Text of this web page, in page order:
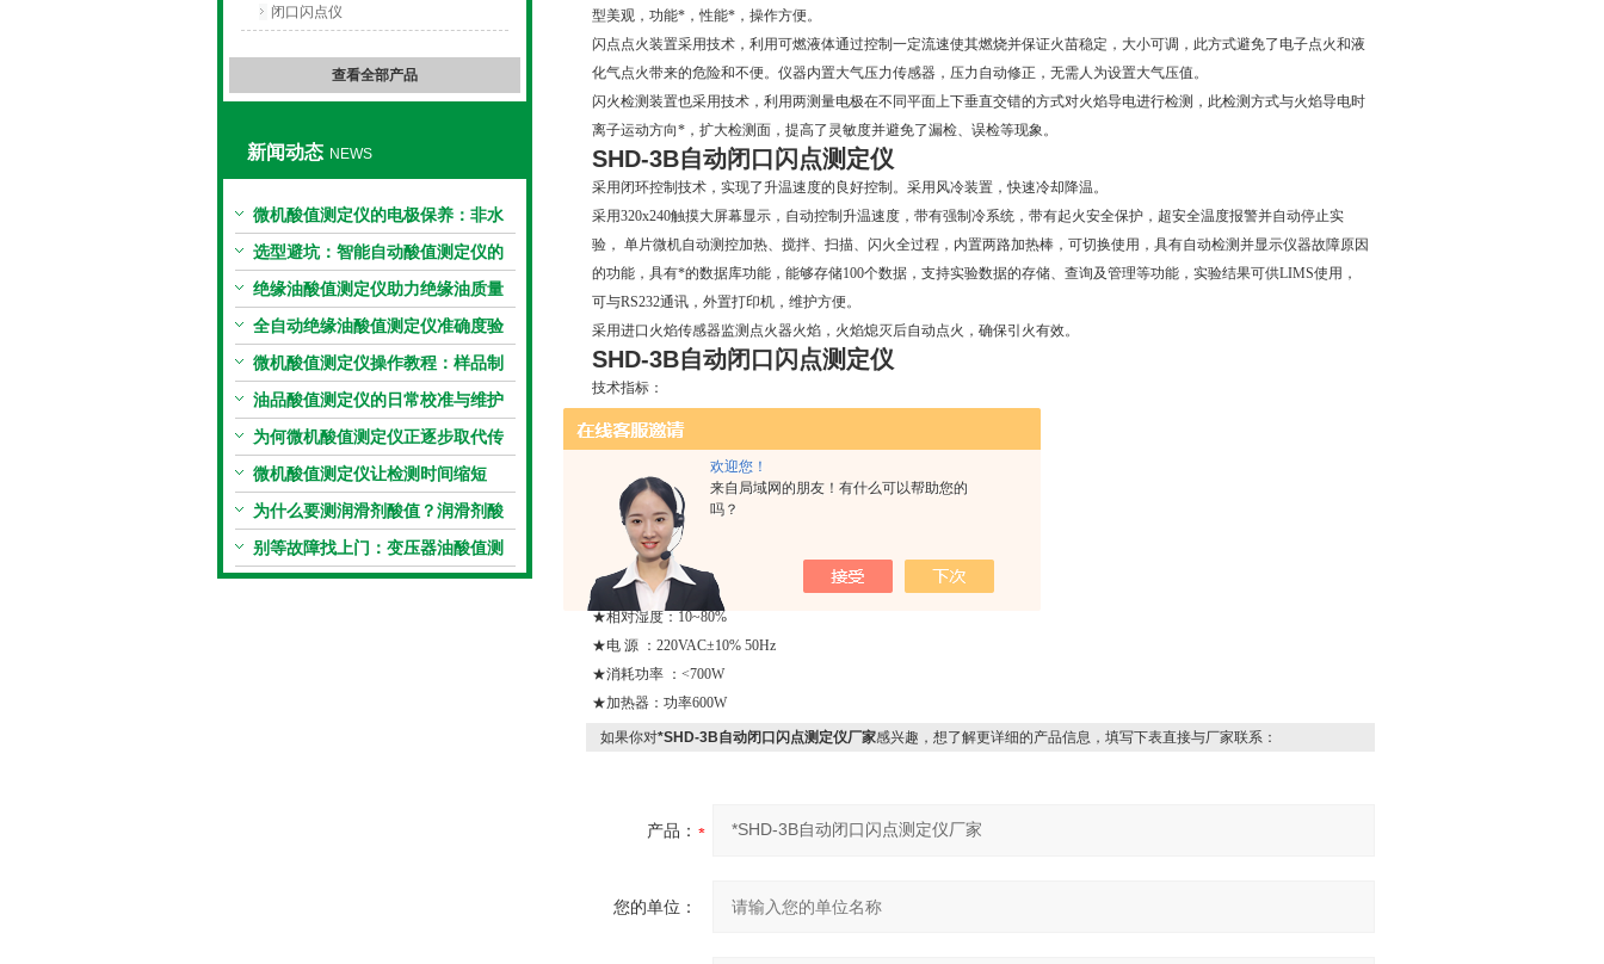
欢迎您！
来自局域网的朋友！有什么可以帮助您的
吗？
闭口闪点仪
查看全部产品
新闻动态 NEWS
微机酸值测定仪的电极保养：非水
电极的清洗与活化方法
选型避坑：智能自动酸值测定仪的
加热功率与萃取时间关系
绝缘油酸值测定仪助力绝缘油质量
把控，降低设备故障
全自动绝缘油酸值测定仪准确度验
证：标准物质标定步骤
微机酸值测定仪操作教程：样品制
备、参数设置与结果解读
油品酸值测定仪的日常校准与维护
流程
为何微机酸值测定仪正逐步取代传
统手动滴定法？
微机酸值测定仪让检测时间缩短
50%
为什么要测润滑剂酸值？润滑剂酸
值测定法告诉你答案
别等故障找上门：变压器油酸值测
试仪的预警功能
型美观，功能*，性能*，操作方便。
闪点点火装置采用技术，利用可燃液体通过控制一定流速使其燃烧并保证火苗稳定，大小可调，此方式避免了电子点火和液
化气点火带来的危险和不便。仪器内置大气压力传感器，压力自动修正，无需人为设置大气压值。
闪火检测装置也采用技术，利用两测量电极在不同平面上下垂直交错的方式对火焰导电进行检测，此检测方式与火焰导电时
离子运动方向*，扩大检测面，提高了灵敏度并避免了漏检、误检等现象。
SHD-3B自动闭口闪点测定仪
采用闭环控制技术，实现了升温速度的良好控制。采用风冷装置，快速冷却降温。
采用320x240触摸大屏幕显示，自动控制升温速度，带有强制冷系统，带有起火安全保护，超安全温度报警并自动停止实
验， 单片微机自动测控加热、搅拌、扫描、闪火全过程，内置两路加热棒，可切换使用，具有自动检测并显示仪器故障原因
的功能，具有*的数据库功能，能够存储100个数据，支持实验数据的存储、查询及管理等功能，实验结果可供LIMS使用，
可与RS232通讯，外置打印机，维护方便。
采用进口火焰传感器监测点火器火焰，火焰熄灭后自动点火，确保引火有效。
SHD-3B自动闭口闪点测定仪
技术指标：
★分辨率 ：0.1℃
★重复性：≤2℃
★开盖时间：1.5S
★环境温度 ：5—40℃(室内)
★存放温度 ：－10—55℃(室内)
★相对湿度：10~80%
★电 源 ：220VAC±10% 50Hz
★消耗功率 ：<700W
★加热器：功率600W
如果你对*SHD-3B自动闭口闪点测定仪厂家感兴趣，想了解更详细的产品信息，填写下表直接与厂家联系：
产品：
您的单位：